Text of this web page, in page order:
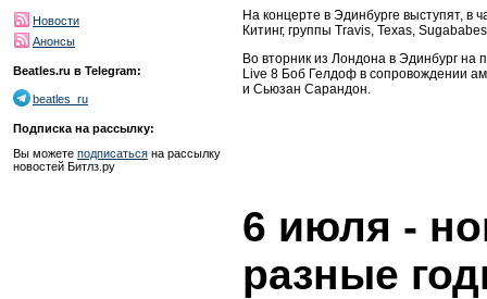
Новости
Анонсы
Beatles.ru в Telegram:
beatles_ru
Подписка на рассылку:
Вы можете подписаться на рассылку
новостей Битлз.ру
На концерте в Эдинбурге выступят, в
Китинг, группы Travis, Texas,
Во вторник из Лондона в Эдинбург на
Live 8 Боб Гелдоф в сопровождении
и Сьюзан Сарандон.
6 июля -
разные